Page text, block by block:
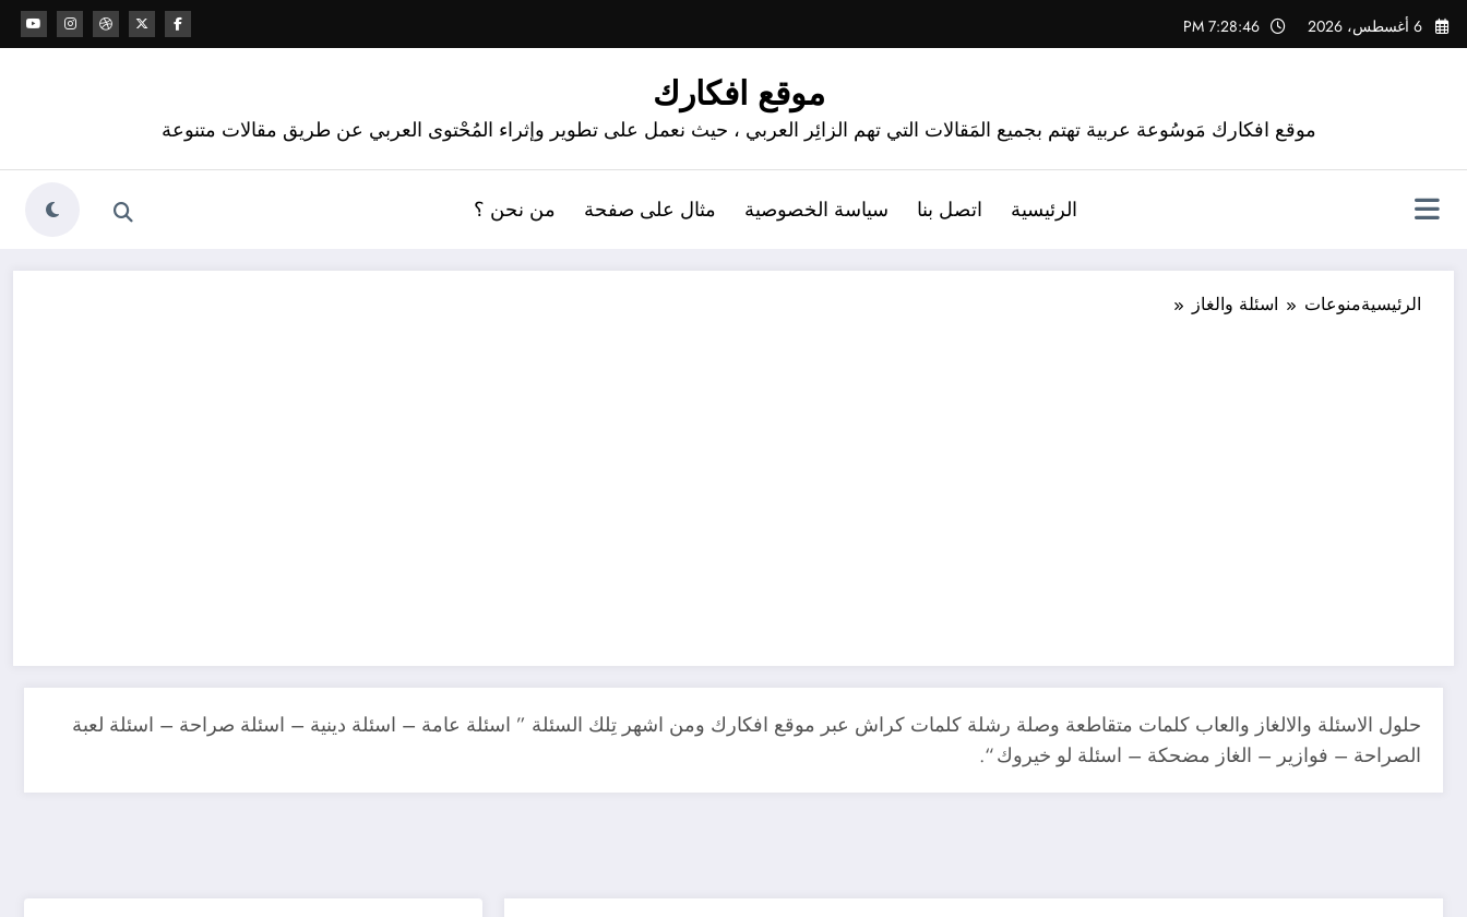
التجاوز
إلى
6 أغسطس، 2026 7:28:47 PM
موقع افكارك
موقع افكارك مَوسُوعة عربية تهتم بجميع المَقالات التي تهم الزائِر العربي ، حيث نعمل على تطوير وإثراء المُحْتوى العربي عن طريق مقالات متنوعة
الرئيسية اتصل بنا سياسة الخصوصية مثال على صفحة من نحن ؟
الرئيسيةمنوعات اسئلة والغاز
حلول الاسئلة والالغاز والعاب كلمات متقاطعة وصلة رشلة كلمات كراش عبر موقع افكارك ومن اشهر تِلك السئلة ” اسئلة عامة – اسئلة دينية – اسئلة صراحة – اسئلة لعبة
الصراحة – فوازير – الغاز مضحكة – اسئلة لو خيروك “.